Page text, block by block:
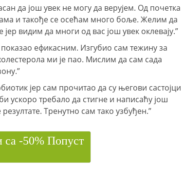
да још увек не могу да верујем. Од почетка
и такође се осећам много боље. Желим да
видим да многи од вас још увек оклевају.”
ефикасним. Изгубио сам тежину за
ми је пао. Мислим да сам сада
јер сам прочитао да су његови састојци
ускоро требало да стигне и написаћу још
Тренутно сам тако узбуђен.”
са -50% Попуст